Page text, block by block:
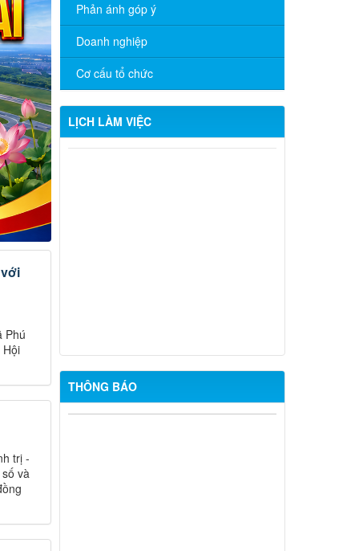
Phú
Hội
trị -
và
Phản ánh góp ý
Doanh nghiệp
Cơ cấu tổ chức
LỊCH LÀM VIỆC
CHƯƠNG TRÌNH LÀM VIỆC TUẦN
CỦA THƯỜNG TRỰC ĐẢNG ỦY (Từ
ngày 24/11/2025 đến ngày 28/11/2025)
THÔNG BÁO
Chủ động ứng phó hiện tượng El Nino
– Sử dụng nước tiết kiệm, bảo vệ sản